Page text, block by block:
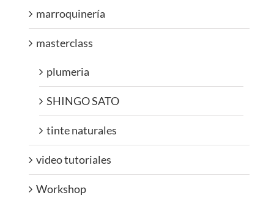
marroquinería
masterclass
plumeria
SHINGO SATO
tinte naturales
video tutoriales
Workshop